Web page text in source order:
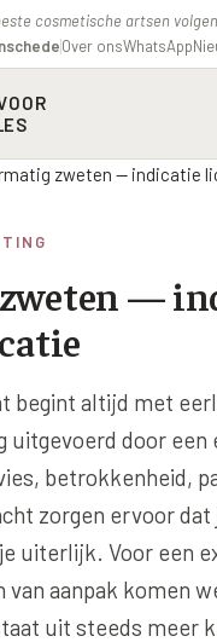
Over onsWhatsApp
de ogen
Profiel
Online boeken
Enschede
zweten — indicatie
—
begint altijd met
uitgevoerd door een
betrokkenheid,
zorgen ervoor dat
uiterlijk. Voor een
van aanpak komen
uit steeds meer